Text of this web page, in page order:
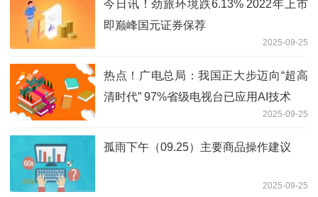
今日讯！劲旅环境跌6.13% 2022年上市
即巅峰国元证券保荐
2025-09-25
热点！广电总局：我国正大步迈向“超高
清时代” 97%省级电视台已应用AI技术
2025-09-25
孤雨下午（09.25）主要商品操作建议
2025-09-25